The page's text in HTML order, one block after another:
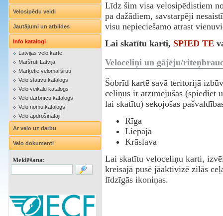
Velosipēdu veidi
Jautājumi un atbildes
Info katalogi
Latvijas velo karte
Maršruti Latvijā
Marķētie velomaršruti
Velo statīvu katalogs
Velo veikalu katalogs
Velo darbnīcu katalogs
Velo nomu katalogs
Velo apdrošinātāji
Ar velo uz darbu
Velo dokumenti
Meklēšana:
Līdz šim visa velosipēdistiem
pa dažādiem, savstarpēji
visu nepieciešamo atrast
Lai skatītu karti, SPIED TE
Veloceliņi un gājēju/
Šobrīd kartē savā teritorijā
celiņus ir atzīmējušas (spiediet
lai skatītu) sekojošas
Rīga
Liepāja
Krāslava
Lai skatītu veloceliņu karti,
kreisajā pusē jāaktivizē zilās
līdzīgās ikoniņas.